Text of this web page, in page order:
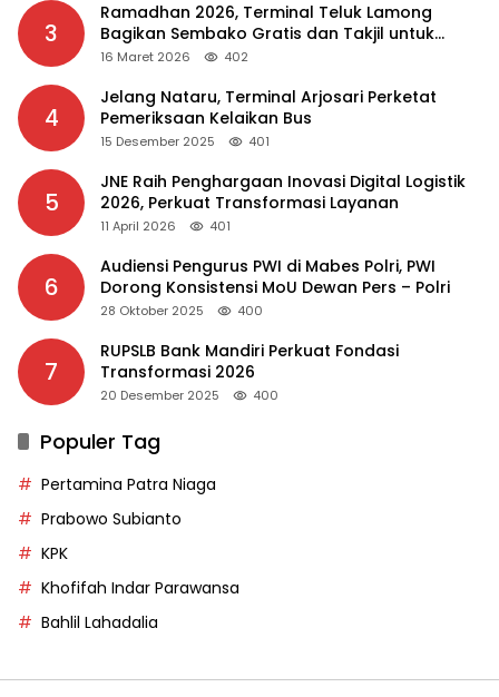
3
Ramadhan 2026, Terminal Teluk Lamong
Bagikan Sembako Gratis dan Takjil untuk
Masyarakat
16 Maret 2026 402
4
Jelang Nataru, Terminal Arjosari Perketat
Pemeriksaan Kelaikan Bus
15 Desember 2025 401
5
JNE Raih Penghargaan Inovasi Digital Logistik
2026, Perkuat Transformasi Layanan
11 April 2026 401
6
Audiensi Pengurus PWI di Mabes Polri, PWI
Dorong Konsistensi MoU Dewan Pers – Polri
28 Oktober 2025 400
7
RUPSLB Bank Mandiri Perkuat Fondasi
Transformasi 2026
20 Desember 2025 400
Populer Tag
Pertamina Patra Niaga
Prabowo Subianto
KPK
Khofifah Indar Parawansa
Bahlil Lahadalia